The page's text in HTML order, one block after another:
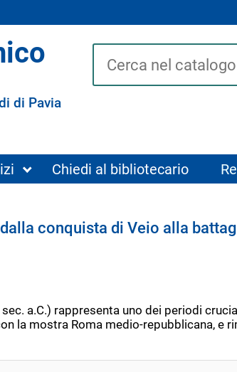
di Pavia
Cerca su "Catalogo"
Chiedi al bibliotecario
conquista di Veio alla
a.C.) rappresenta uno dei periodi
la mostra Roma medio-repubblicana, e